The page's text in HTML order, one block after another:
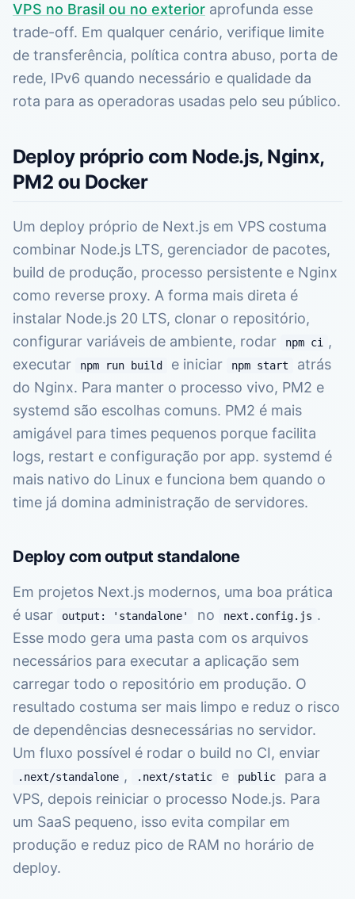
VPS no Brasil ou no exterior aprofunda esse
trade-off. Em qualquer cenário, verifique limite
de transferência, política contra abuso, porta de
rede, IPv6 quando necessário e qualidade da
rota para as operadoras usadas pelo seu público.
Deploy próprio com Node.js, Nginx,
PM2 ou Docker
Um deploy próprio de Next.js em VPS costuma
combinar Node.js LTS, gerenciador de pacotes,
build de produção, processo persistente e Nginx
como reverse proxy. A forma mais direta é
instalar Node.js 20 LTS, clonar o repositório,
configurar variáveis de ambiente, rodar
npm ci
,
executar
npm run build e iniciar npm start
atrás
do Nginx. Para manter o processo vivo, PM2 e
systemd são escolhas comuns. PM2 é mais
amigável para times pequenos porque facilita
logs, restart e configuração por app. systemd é
mais nativo do Linux e funciona bem quando o
time já domina administração de servidores.
Deploy com output standalone
Em projetos Next.js modernos, uma boa prática
é usar
output: 'standalone' no next.config.js .
Esse modo gera uma pasta com os arquivos
necessários para executar a aplicação sem
carregar todo o repositório em produção. O
resultado costuma ser mais limpo e reduz o risco
de dependências desnecessárias no servidor.
Um fluxo possível é rodar o build no CI, enviar
.next/standalone , .next/static e public
para a
VPS, depois reiniciar o processo Node.js. Para
um SaaS pequeno, isso evita compilar em
produção e reduz pico de RAM no horário de
deploy.